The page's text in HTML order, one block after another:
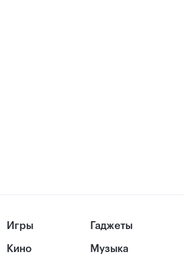
Игры
Кино
Гаджеты
Музыка